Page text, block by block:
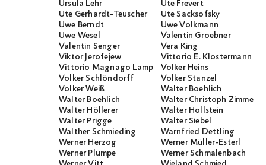
Ursula Lehr
Ute Frevert
Ute Gerhardt-Teuscher
Ute Sacksofsky
Uwe Berndt
Uwe Volkmann
Uwe Wesel
Valentin Groebner
Valentin Senger
Vera King
Viktor Jerofejew
Vittorio E. Klostermann
Vittorio Magnago LampugnaniVolker Heins
Volker Schlöndorff
Volker Stanzel
Volker Weiß
Walter Boehlich
Walter Boehlich
Walter Christoph Zimmerli
Walter Höllerer
Walter Hollstein
Walter Prigge
Walter Siebel
Walther Schmieding
Warnfried Dettling
Werner Herzog
Werner Müller-Esterl
Werner Plumpe
Werner Schmalenbach